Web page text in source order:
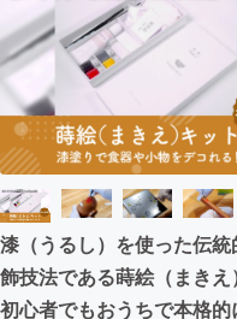
テクノロジー・
映像・映画
ビジネス・起業
まちづくり・地
CAMPFIRE for
漆（うるし）を使った伝統
飾技法である蒔絵（まきえ
初心者でもおうちで本格的